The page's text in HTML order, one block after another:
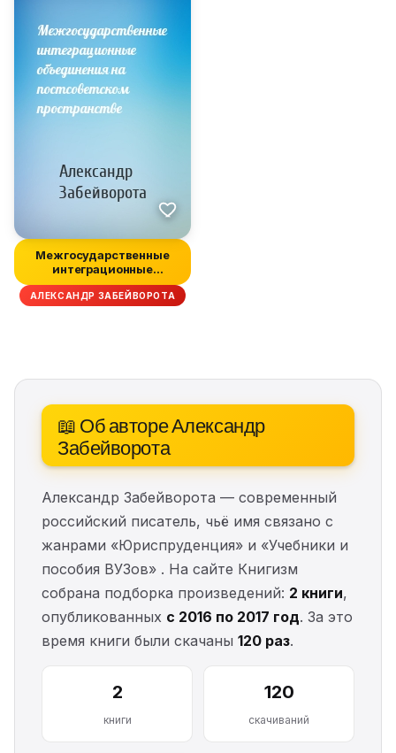
Межгосударственные
интеграционные
объединения на п...
АЛЕКСАНДР ЗАБЕЙВОРОТА
📖 Об авторе Александр
Забейворота
Александр Забейворота — современный
российский писатель, чьё имя связано с
жанрами «Юриспруденция» и «Учебники и
пособия ВУЗов» . На сайте Книгизм
собрана подборка произведений: 2 книги,
опубликованных с 2016 по 2017 год. За это
время книги были скачаны 120 раз.
2
книги
120
скачиваний